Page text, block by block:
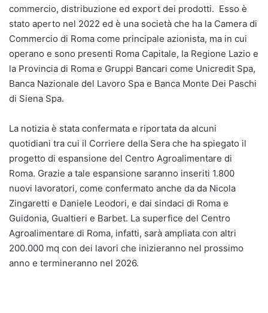
commercio, distribuzione ed export dei prodotti. Esso è
stato aperto nel 2022 ed è una società che ha la Camera di
Commercio di Roma come principale azionista, ma in cui
operano e sono presenti Roma Capitale, la Regione Lazio e
la Provincia di Roma e Gruppi Bancari come Unicredit Spa,
Banca Nazionale del Lavoro Spa e Banca Monte Dei Paschi
di Siena Spa.
La notizia è stata confermata e riportata da alcuni
quotidiani tra cui il Corriere della Sera che ha spiegato il
progetto di espansione del Centro Agroalimentare di
Roma. Grazie a tale espansione saranno inseriti 1.800
nuovi lavoratori, come confermato anche da da Nicola
Zingaretti e Daniele Leodori, e dai sindaci di Roma e
Guidonia, Gualtieri e Barbet. La superfice del Centro
Agroalimentare di Roma, infatti, sarà ampliata con altri
200.000 mq con dei lavori che inizieranno nel prossimo
anno e termineranno nel 2026.